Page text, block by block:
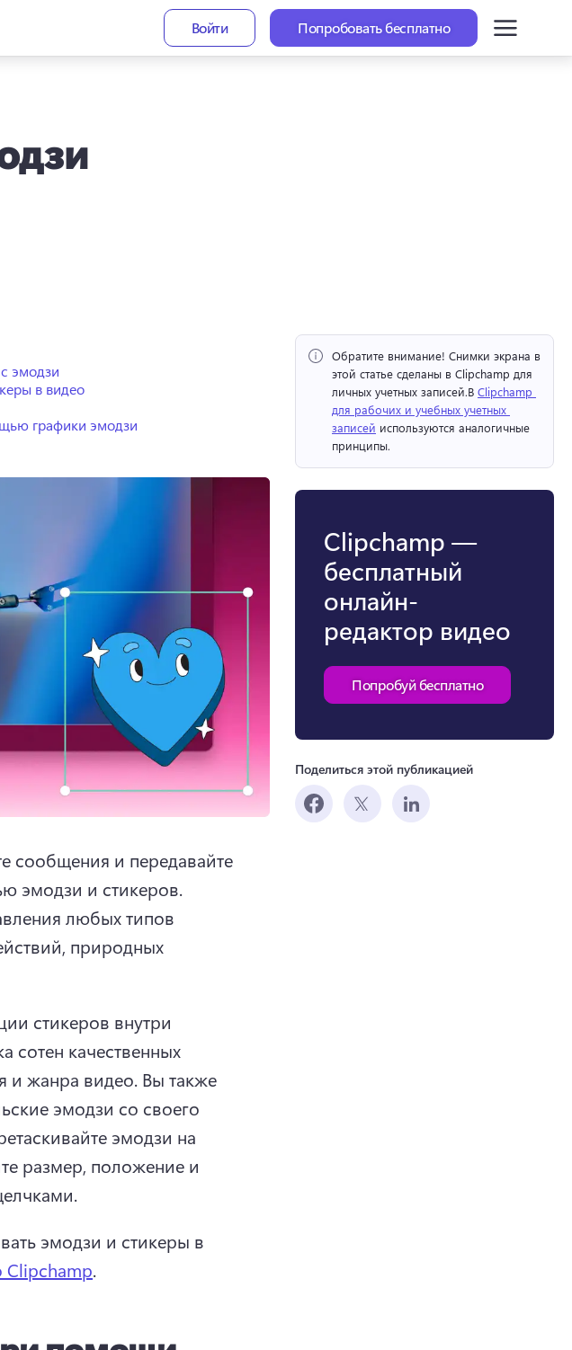
Войти Попробовать бесплатно
эмодзи
в видео
графики эмодзи
сообщения и передавайте
любых типов
природных
стикеров внутри
сотен качественных
и жанра видео. Вы также
эмодзи со своего
эмодзи на
размер, положение и
эмодзи и стикеры в
Clipchamp.
Обратите внимание! Снимки экрана в
этой статье сделаны в Clipchamp для
личных учетных записей.В Clipchamp
для рабочих и учебных учетных
записей используются аналогичные
принципы.
Clipchamp —
бесплатный
онлайн-
редактор видео
Попробуй бесплатно
Поделиться этой публикацией